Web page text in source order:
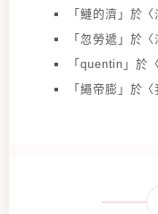
「鰱的濟 」於〈
「忽勞遞 」於〈
「quentin 」於
「繩帝膨 」於〈